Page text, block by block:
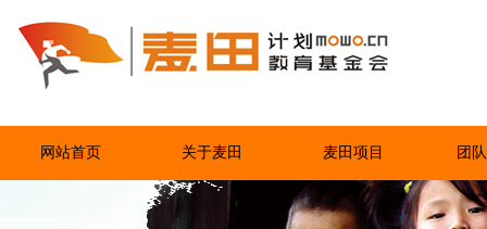
网站首页 关于麦田 麦田项目 团